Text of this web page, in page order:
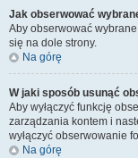
Jak obserwować
Aby obserwować
się na dole strony.
Na górę
W jaki sposób usunąć
Aby wyłączyć funkcję
zarządzania kontem i
wyłączyć obserwowanie
Na górę